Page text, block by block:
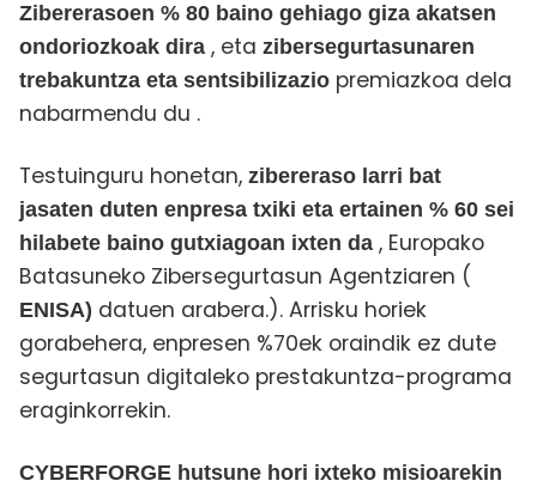
Zibererasoen % 80 baino gehiago giza akatsen
ondoriozkoak dira , eta zibersegurtasunaren
trebakuntza eta sentsibilizazio premiazkoa dela
nabarmendu du .
Testuinguru honetan, zibereraso larri bat
jasaten duten enpresa txiki eta ertainen % 60 sei
hilabete baino gutxiagoan ixten da , Europako
Batasuneko Zibersegurtasun Agentziaren (
ENISA) datuen arabera.). Arrisku horiek
gorabehera, enpresen %70ek oraindik ez dute
segurtasun digitaleko prestakuntza-programa
eraginkorrekin.
CYBERFORGE hutsune hori ixteko misioarekin